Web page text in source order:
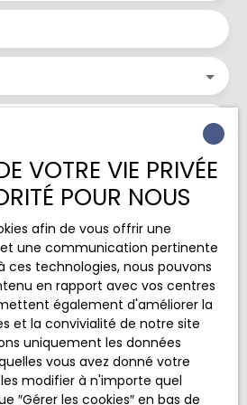
de-chaussée avec pièce
cuisine indépendant
salle d'eau avec w. c
étage avec mezzanine
d'environ 12. 85m² et un
14m² aménageable non
superficie habitable (peu de
le transformer en
cœur d'un jardin aménagé
arbres, arbustes et arbres
hangar avec dalle béton
plus de rangement, vous
un garage avec porte
dont un avec grenier au
utiles : - Chauffage :
à bois et cheminée avec
Sanitaire : deux ballons
neuf (150 litres et 200 litres)
et un ballon dans la
au grenier - Huisseries : bois
de mes données
au RGPD. Si vous ne
l'objet de prospection
VOTRE VIE PRIVÉE
POUR NOUS
afin de vous offrir une
une communication pertinente
ces technologies, nous pouvons
en rapport avec vos centres
également d'améliorer la
et la convivialité de notre site
uniquement les données
vous avez donné votre
modifier à n'importe quel
″Gérer les cookies″ en bas de